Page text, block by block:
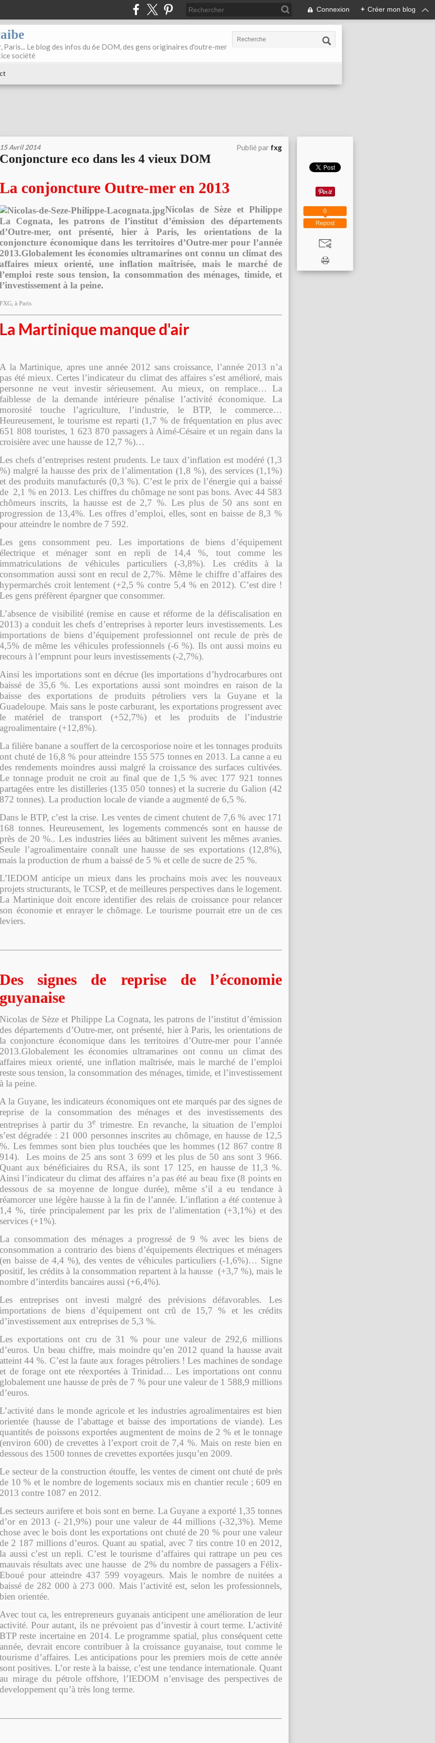
Connexion + Créer mon blog
Paris... Le blog des infos du 6e DOM, des gens originaires d'outre-mer
société
15 Avril 2014 Publié par fxg
Conjoncture eco dans les 4 vieux DOM
La conjoncture Outre-mer en 2013
Nicolas de Sèze et Philippe
La Cognata, les patrons de l’institut d’émission des départements
d’Outre-mer, ont présenté, hier à Paris, les orientations de la
conjoncture économique dans les territoires d’Outre-mer pour l’année
2013.Globalement les économies ultramarines ont connu un climat des
affaires mieux orienté, une inflation maîtrisée, mais le marché de
l’emploi reste sous tension, la consommation des ménages, timide, et
l’investissement à la peine.
FXG, à Paris
La Martinique manque d'air
A la Martinique, apres une année 2012 sans croissance, l’année 2013 n’a
pas été mieux. Certes l’indicateur du climat des affaires s’est amélioré, mais
personne ne veut investir sérieusement. Au mieux, on remplace… La
faiblesse de la demande intérieure pénalise l’activité économique. La
morosité touche l’agriculture, l’industrie, le BTP, le commerce…
Heureusement, le tourisme est reparti (1,7 % de fréquentation en plus avec
651 808 touristes, 1 623 870 passagers à Aimé-Césaire et un regain dans la
croisière avec une hausse de 12,7 %)…
Les chefs d’entreprises restent prudents. Le taux d’inflation est modéré (1,3
%) malgré la hausse des prix de l’alimentation (1,8 %), des services (1,1%)
et des produits manufacturés (0,3 %). C’est le prix de l’énergie qui a baissé
de 2,1 % en 2013. Les chiffres du chômage ne sont pas bons. Avec 44 583
chômeurs inscrits, la hausse est de 2,7 %. Les plus de 50 ans sont en
progression de 13,4%. Les offres d’emploi, elles, sont en baisse de 8,3 %
pour atteindre le nombre de 7 592.
Les gens consomment peu. Les importations de biens d’équipement
électrique et ménager sont en repli de 14,4 %, tout comme les
immatriculations de véhicules particuliers (-3,8%). Les crédits à la
consommation aussi sont en recul de 2,7%. Même le chiffre d’affaires des
hypermarchés croit lentement (+2,5 % contre 5,4 % en 2012). C’est dire !
Les gens préfèrent épargner que consommer.
L’absence de visibilité (remise en cause et réforme de la défiscalisation en
2013) a conduit les chefs d’entreprises à reporter leurs investissements. Les
importations de biens d’équipement professionnel ont recule de près de
4,5% de même les véhicules professionnels (-6 %). Ils ont aussi moins eu
recours à l’emprunt pour leurs investissements (-2,7%).
Ainsi les importations sont en décrue (les importations d’hydrocarbures ont
baissé de 35,6 %. Les exportations aussi sont moindres en raison de la
baisse des exportations de produits pétroliers vers la Guyane et la
Guadeloupe. Mais sans le poste carburant, les exportations progressent avec
le matériel de transport (+52,7%) et les produits de l’industrie
agroalimentaire (+12,8%).
La filière banane a souffert de la cercosporiose noire et les tonnages produits
ont chuté de 16,8 % pour atteindre 155 575 tonnes en 2013. La canne a eu
des rendements moindres aussi malgré la croissance des surfaces cultivées.
Le tonnage produit ne croit au final que de 1,5 % avec 177 921 tonnes
partagées entre les distilleries (135 050 tonnes) et la sucrerie du Galion (42
872 tonnes). La production locale de viande a augmenté de 6,5 %.
Dans le BTP, c’est la crise. Les ventes de ciment chutent de 7,6 % avec 171
168 tonnes. Heureusement, les logements commencés sont en hausse de
près de 20 %.. Les industries liées au bâtiment suivent les mêmes avanies.
Seule l’agroalimentaire connaît une hausse de ses exportations (12,8%),
mais la production de rhum a baissé de 5 % et celle de sucre de 25 %.
L’IEDOM anticipe un mieux dans les prochains mois avec les nouveaux
projets structurants, le TCSP, et de meilleures perspectives dans le logement.
La Martinique doit encore identifier des relais de croissance pour relancer
son économie et enrayer le chômage. Le tourisme pourrait etre un de ces
leviers.
Des signes de reprise de l’économie
guyanaise
Nicolas de Sèze et Philippe La Cognata, les patrons de l’institut d’émission
des départements d’Outre-mer, ont présenté, hier à Paris, les orientations de
la conjoncture économique dans les territoires d’Outre-mer pour l’année
2013.Globalement les économies ultramarines ont connu un climat des
affaires mieux orienté, une inflation maîtrisée, mais le marché de l’emploi
reste sous tension, la consommation des ménages, timide, et l’investissement
à la peine.
A la Guyane, les indicateurs économiques ont ete marqués par des signes de
reprise de la consommation des ménages et des investissements des
entreprises à partir du 3e trimestre. En revanche, la situation de l’emploi
s’est dégradée : 21 000 personnes inscrites au chômage, en hausse de 12,5
%. Les femmes sont bien plus touchées que les hommes (12 867 contre 8
914). Les moins de 25 ans sont 3 699 et les plus de 50 ans sont 3 966.
Quant aux bénéficiaires du RSA, ils sont 17 125, en hausse de 11,3 %.
Ainsi l’indicateur du climat des affaires n’a pas été au beau fixe (8 points en
dessous de sa moyenne de longue durée), même s’il a eu tendance à
réamorcer une légère hausse à la fin de l’année. L’inflation a été contenue à
1,4 %, tirée principalement par les prix de l’alimentation (+3,1%) et des
services (+1%).
La consommation des ménages a progressé de 9 % avec les biens de
consommation a contrario des biens d’équipements électriques et ménagers
(en baisse de 4,4 %), des ventes de véhicules particuliers (-1,6%)… Signe
positif, les crédits à la consommation repartent à la hausse (+3,7 %), mais le
nombre d’interdits bancaires aussi (+6,4%).
Les entreprises ont investi malgré des prévisions défavorables. Les
importations de biens d’équipement ont crû de 15,7 % et les crédits
d’investissement aux entreprises de 5,3 %.
Les exportations ont cru de 31 % pour une valeur de 292,6 millions
d’euros. Un beau chiffre, mais moindre qu’en 2012 quand la hausse avait
atteint 44 %. C’est la faute aux forages pétroliers ! Les machines de sondage
et de forage ont ete réexportées à Trinidad… Les importations ont connu
globalement une hausse de près de 7 % pour une valeur de 1 588,9 millions
d’euros.
L’activité dans le monde agricole et les industries agroalimentaires est bien
orientée (hausse de l’abattage et baisse des importations de viande). Les
quantités de poissons exportées augmentent de moins de 2 % et le tonnage
(environ 600) de crevettes à l’export croit de 7,4 %. Mais on reste bien en
dessous des 1500 tonnes de crevettes exportées jusqu’en 2009.
Le secteur de la construction étouffe, les ventes de ciment ont chuté de près
de 10 % et le nombre de logements sociaux mis en chantier recule ; 609 en
2013 contre 1087 en 2012.
Les secteurs aurifere et bois sont en berne. La Guyane a exporté 1,35 tonnes
d’or en 2013 (- 21,9%) pour une valeur de 44 millions (-32,3%). Meme
chose avec le bois dont les exportations ont chuté de 20 % pour une valeur
de 2 187 millions d’euros. Quant au spatial, avec 7 tirs contre 10 en 2012,
la aussi c’est un repli. C’est le tourisme d’affaires qui rattrape un peu ces
mauvais résultats avec une hausse de 2% du nombre de passagers a Félix-
Eboué pour atteindre 437 599 voyageurs. Mais le nombre de nuitées a
baissé de 282 000 à 273 000. Mais l’activité est, selon les professionnels,
bien orientée.
Avec tout ca, les entrepreneurs guyanais anticipent une amélioration de leur
activité. Pour autant, ils ne prévoient pas d’investir à court terme. L’activité
BTP reste incertaine en 2014. Le programme spatial, plus conséquent cette
année, devrait encore contribuer à la croissance guyanaise, tout comme le
tourisme d’affaires. Les anticipations pour les premiers mois de cette année
sont positives. L’or reste à la baisse, c’est une tendance internationale. Quant
au mirage du pétrole offshore, l’IEDOM n’envisage des perspectives de
developpement qu’à très long terme.
Repost
0